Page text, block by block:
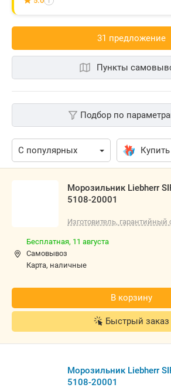
31 предложениe
Пункты
Подбор по
Морозильник Liebherr
5108-20001
Изготовитель, гарантийный
Бесплатная, 11 августа
Самовывоз
карта, наличные
В корзину
Быстрый заказ
Морозильник Liebherr
5108-20001